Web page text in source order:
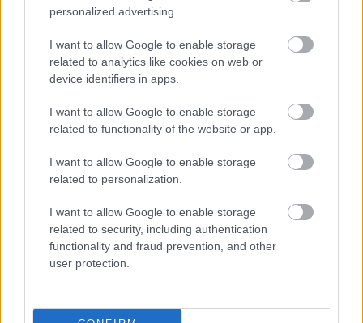
personalized advertising.
I want to allow Google to enable storage
related to analytics like cookies on web or
device identifiers in apps.
I want to allow Google to enable storage
related to functionality of the website or app.
I want to allow Google to enable storage
related to personalization.
I want to allow Google to enable storage
related to security, including authentication
functionality and fraud prevention, and other
user protection.
Az interjú során (visszakérdezések nélkül) szóba
került például az MNB-ügy, amiben még közel
egy év után sem hallgattak ki senkit
gyanúsítottként – írta a Telex. „Mindig elmondom:
én nem vagyok ellene egy olyan alkotmányos
reformnak, ami az ügyészséget a kormány alá
helyezi. (…) Ha valaki egy nagy kétharmadot
felajánl, hogy akkor rendezze a kormány maga alá
az ügyészséget, és én mint miniszterelnök viseljek
felelősséget az eljárásokért, az egy másik helyzet.